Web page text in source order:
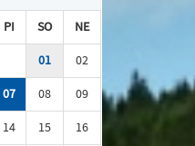
PI SO
NE
01
02
07 08
09
14 15
16